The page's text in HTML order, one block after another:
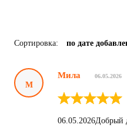
Сортировка: по дате
М
Мила 06.05.2026
06.05.2026Добрый